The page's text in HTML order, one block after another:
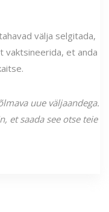
välja selgitada,
vaktsineerida, et anda
uue väljaandega.
et saada see otse teie